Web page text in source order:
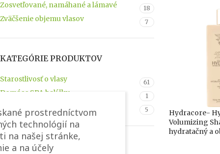
Zosvetľované, namáhané a lámavé 18
Zväčšenie objemu vlasov 7
KATEGÓRIE PRODUKTOV
Starostlivosť o vlasy 61
Domáce SPA balíčky 1
5
ZNAČKY PRODUKTU
Hydracore-
Volumizing
hydratačný a
prostredníctvom
technológií na
na našej stránke,
a na účely